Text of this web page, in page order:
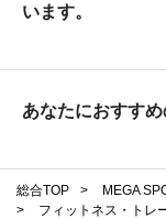
います。
あなたにおすす
総合TOP > MEGA
>
フィットネス・トレ